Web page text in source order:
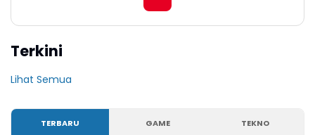
Terkini
Lihat Semua
TERBARU GAME TEKNO